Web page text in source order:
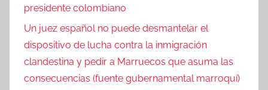
presidente colombiano
Un juez español no puede desmantelar el
dispositivo de lucha contra la inmigración
clandestina y pedir a Marruecos que asuma las
consecuencias (fuente gubernamental marroquí)